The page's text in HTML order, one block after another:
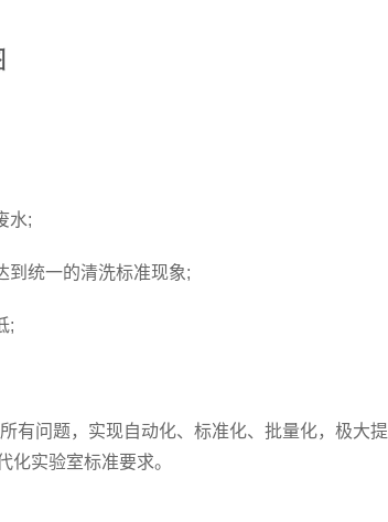
水;
统一的清洗标准现象;
;
问题，实现自动化、标准化、批量化，极大提
实验室标准要求。